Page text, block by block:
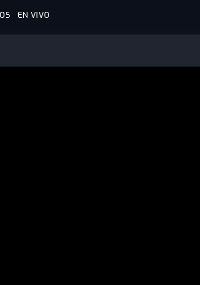
EN VIVO